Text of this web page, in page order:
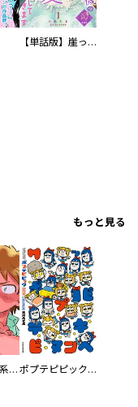
【単話版】崖っぷち令嬢ですが、意地と策略で幸せになります！シリーズ
もっと見る
ウンディーネ系彼氏 ポプテピピック SEASON EIGHT